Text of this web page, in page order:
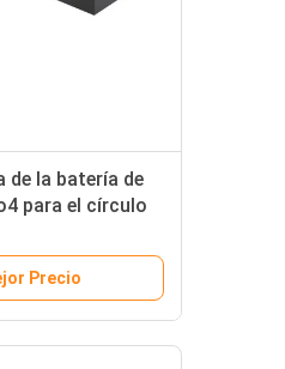
de la batería de
para el círculo
Precio